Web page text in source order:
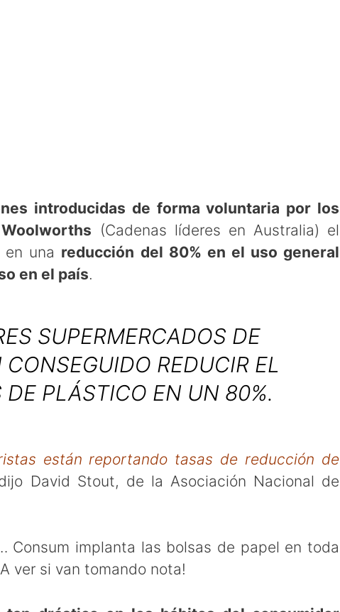
introducidas de forma voluntaria por los
(Cadenas líderes en Australia) el
en una reducción del 80% en el uso general
en el país.
SUPERMERCADOS DE
REDUCIR EL
DE PLÁSTICO EN UN 80%.
están reportando tasas de reducción de
David Stout, de la Asociación Nacional de
Consum implanta las bolsas de papel en toda
ver si van tomando nota!